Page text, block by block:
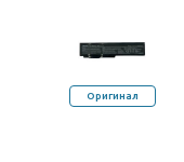
Оригинал